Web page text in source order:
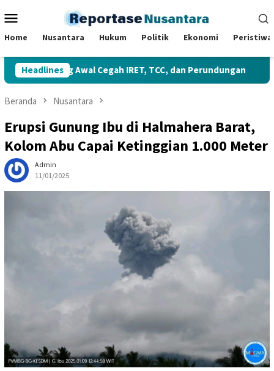
ke
Mobile
Home Nusantara Hukum Politik Ekonomi Peristiwa
Headlines
Awal Cegah IRET, TCC, dan Perundungan
Beranda Nusantara
Erupsi Gunung Ibu di Halmahera Barat,
Kolom Abu Capai Ketinggian 1.000 Meter
Admin
11/01/2025